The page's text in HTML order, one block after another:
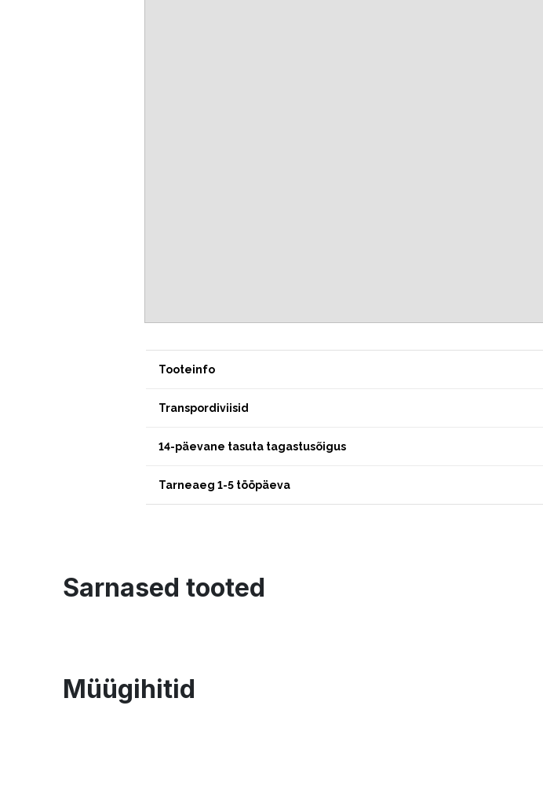
Tooteinfo
Transpordiviisid
14-päevane tasuta tagastusõigus
Tarneaeg 1-5 tööpäeva
Sarnased tooted
Müügihitid